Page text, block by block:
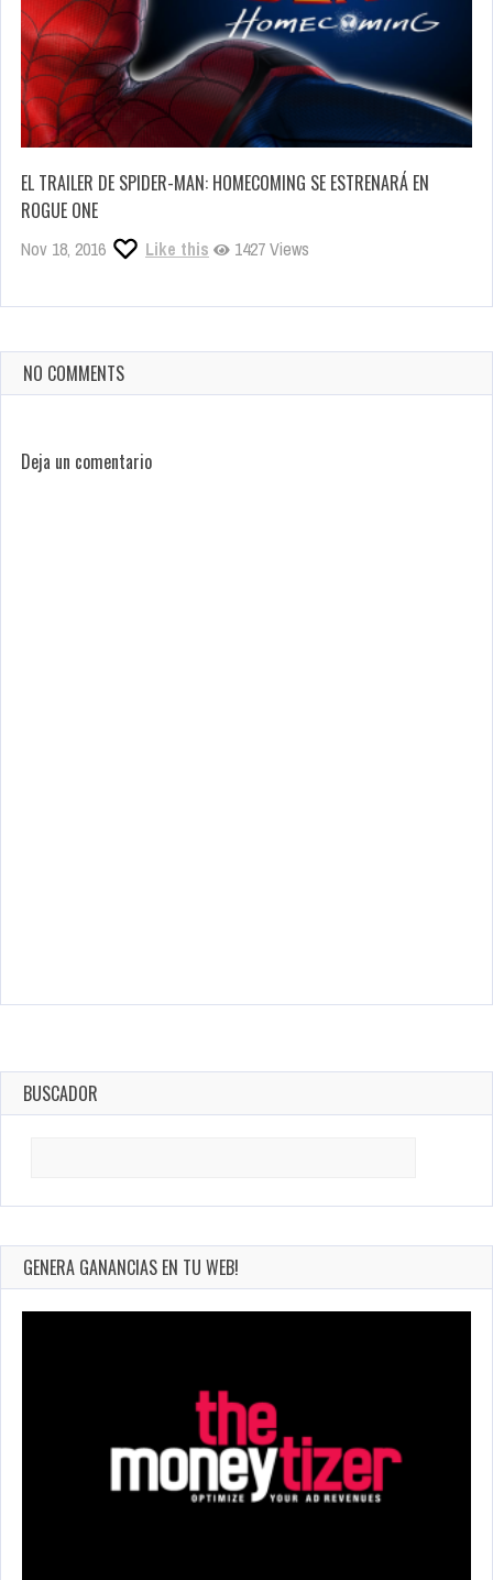
EL TRAILER DE SPIDER-MAN: HOMECOMING SE ESTRENARÁ EN
ROGUE ONE
Nov 18, 2016 Like this 1427 Views
NO COMMENTS
Deja un comentario
BUSCADOR
GENERA GANANCIAS EN TU WEB!